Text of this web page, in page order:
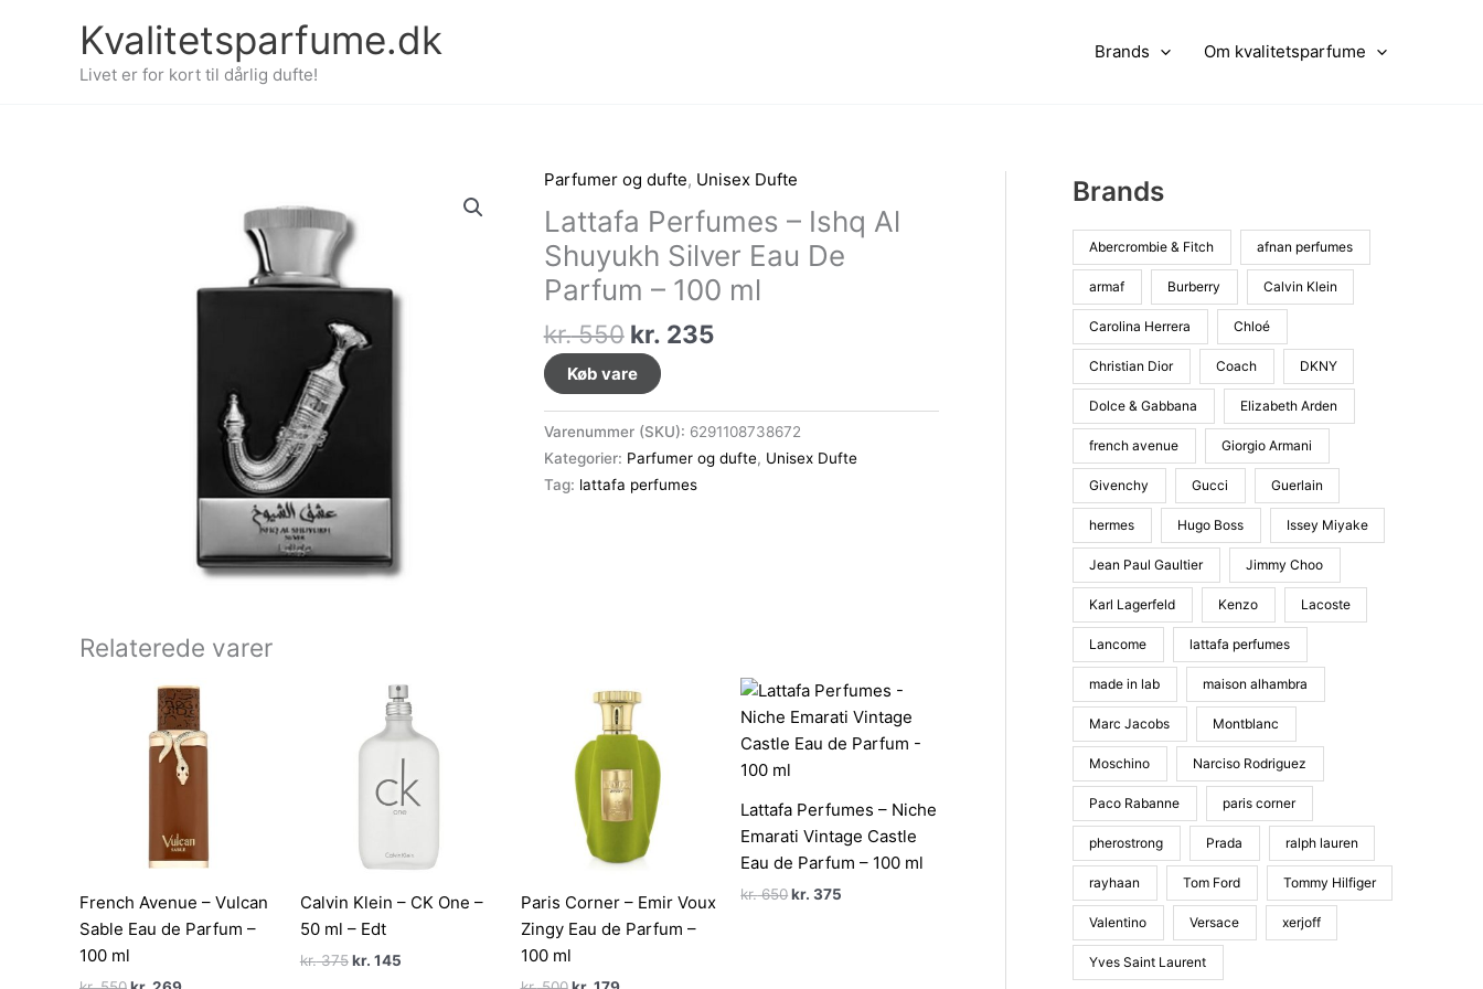
Kvalitetsparfume.dk
Livet er for kort til dårlig dufte!
Brands Om kvalitetsparfume
Parfumer og dufte, Unisex Dufte
Lattafa Perfumes – Ishq Al
Shuyukh Silver Eau De
Parfum – 100 ml
kr.550 Den
oprindelige
pris
var:
kr. 550.
kr. 235Den
er:
kr. 235.
Køb vare
Varenummer (SKU): 6291108738672
Kategorier: Parfumer og dufte, Unisex Dufte
Tag: lattafa perfumes
Relaterede varer
French Avenue – Vulcan
Sable Eau de Parfum –
100 ml
Den
Den
Calvin Klein – CK One –
50 ml – Edt
kr.375 Den
kr. 145Den
Paris Corner – Emir Voux
Zingy Eau de Parfum –
100 ml
Den
Den
Lattafa Perfumes – Niche
Emarati Vintage Castle
Eau de Parfum – 100 ml
kr.650Den
kr. 375
Brands
Abercrombie & Fitch afnan perfumes
armaf Burberry Calvin Klein
Carolina Herrera Chloé
Christian Dior Coach DKNY
Dolce & Gabbana Elizabeth Arden
french avenue Giorgio Armani
Givenchy Gucci Guerlain
hermes Hugo Boss Issey Miyake
Jean Paul Gaultier Jimmy Choo
Karl Lagerfeld Kenzo Lacoste
Lancome lattafa perfumes
made in lab maison alhambra
Marc Jacobs Montblanc
Moschino Narciso Rodriguez
Paco Rabanne paris corner
pherostrong Prada ralph lauren
rayhaan Tom Ford Tommy Hilfiger
Valentino Versace xerjoff
Yves Saint Laurent